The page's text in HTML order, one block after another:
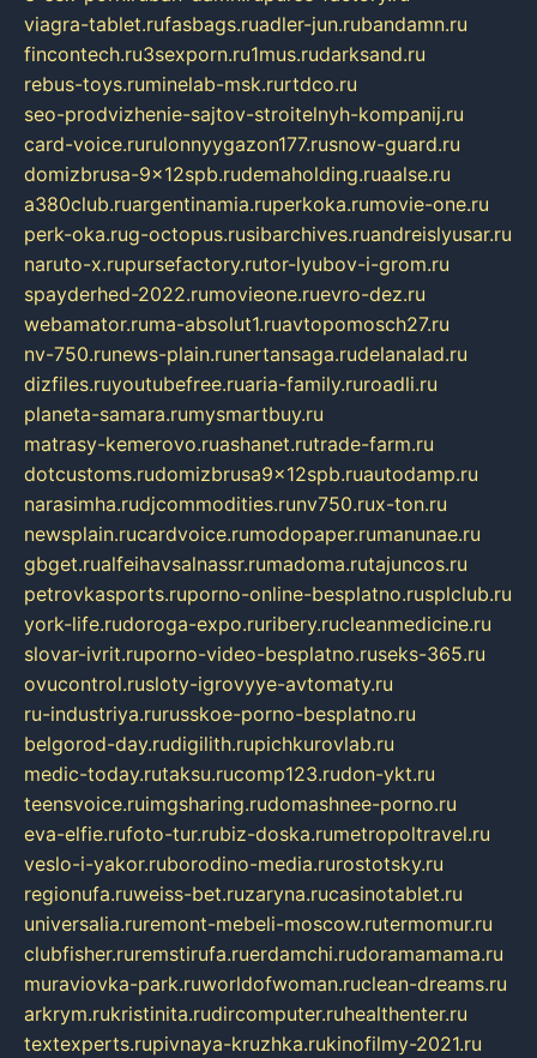
viagra-tablet.rufasbags.ruadler-jun.rubandamn.ru
fincontech.ru3sexporn.ru1mus.rudarksand.ru
rebus-toys.ruminelab-msk.rurtdco.ru
seo-prodvizhenie-sajtov-stroitelnyh-kompanij.ru
card-voice.rurulonnyygazon177.rusnow-guard.ru
domizbrusa-9x12spb.rudemaholding.ruaalse.ru
a380club.ruargentinamia.ruperkoka.rumovie-one.ru
perk-oka.rug-octopus.rusibarchives.ruandreislyusar.ru
naruto-x.rupursefactory.rutor-lyubov-i-grom.ru
spayderhed-2022.rumovieone.ruevro-dez.ru
webamator.ruma-absolut1.ruavtopomosch27.ru
nv-750.runews-plain.runertansaga.rudelanalad.ru
dizfiles.ruyoutubefree.ruaria-family.ruroadli.ru
planeta-samara.rumysmartbuy.ru
matrasy-kemerovo.ruashanet.rutrade-farm.ru
dotcustoms.rudomizbrusa9x12spb.ruautodamp.ru
narasimha.rudjcommodities.runv750.rux-ton.ru
newsplain.rucardvoice.rumodopaper.rumanunae.ru
gbget.rualfeihavsalnassr.rumadoma.rutajuncos.ru
petrovkasports.ruporno-online-besplatno.rusplclub.ru
york-life.rudoroga-expo.ruribery.rucleanmedicine.ru
slovar-ivrit.ruporno-video-besplatno.ruseks-365.ru
ovucontrol.rusloty-igrovyye-avtomaty.ru
ru-industriya.rurusskoe-porno-besplatno.ru
belgorod-day.rudigilith.rupichkurovlab.ru
medic-today.rutaksu.rucomp123.rudon-ykt.ru
teensvoice.ruimgsharing.rudomashnee-porno.ru
eva-elfie.rufoto-tur.rubiz-doska.rumetropoltravel.ru
veslo-i-yakor.ruborodino-media.rurostotsky.ru
regionufa.ruweiss-bet.ruzaryna.rucasinotablet.ru
universalia.ruremont-mebeli-moscow.rutermomur.ru
clubfisher.ruremstirufa.ruerdamchi.rudoramamama.ru
muraviovka-park.ruworldofwoman.ruclean-dreams.ru
arkrym.rukristinita.rudircomputer.ruhealthenter.ru
textexperts.rupivnaya-kruzhka.rukinofilmy-2021.ru